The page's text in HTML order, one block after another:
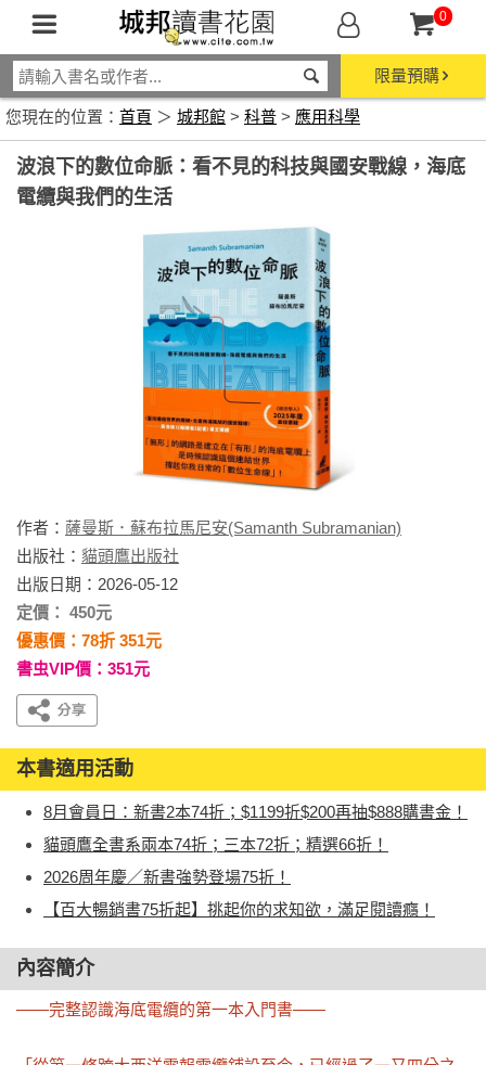
0
限量預購
您現在的位置： 首頁 ＞ 城邦館 > 科普 > 應用科學
波浪下的數位命脈：看不見的科技與國安戰線，海底
電纜與我們的生活
作者： 薩曼斯．蘇布拉馬尼安(Samanth Subramanian)
出版社： 貓頭鷹出版社
出版日期：2026-05-12
定價： 450元
優惠價：78折 351元
書虫VIP價：351元
本書適用活動
8月會員日：新書2本74折；$1199折$200再抽$888購書金！
貓頭鷹全書系兩本74折；三本72折；精選66折！
2026周年慶／新書強勢登場75折！
【百大暢銷書75折起】挑起你的求知欲，滿足閱讀癮！
內容簡介
——完整認識海底電纜的第一本入門書——